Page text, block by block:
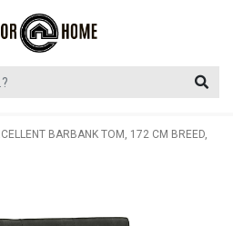
BARBANK TOM, 172 CM BREED,